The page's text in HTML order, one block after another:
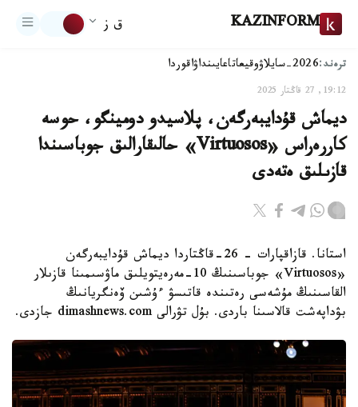
KAZINFORM ق ز
ترەند:2026-سايلاۋ وقيعاتاعايىنداۋاقوردا
19:12, 27 قاڭتار 2025
ديماش قۇدايبەرگەن، پلاسيدو دومينگو، حوسە
كاررەراس «Virtuosos» حالىقارالىق جوباسىندا
قازىلىق ەتەدى
استانا. قازاقپارات – 26-قاڭتاردا ديماش قۇدايبەرگەن
«Virtuosos» جوباسىنىڭ 10-مەرەيتويلىق ماۋسىمىنا قازىلار
القاسىنىڭ مۇشەسى رەتىندە قاتىسۋ ءۇشىن ۆەنگريانىڭ
بۋداپەشت قالاسىنا باردى. بۇل تۋرالى dimashnews.com جازدى.